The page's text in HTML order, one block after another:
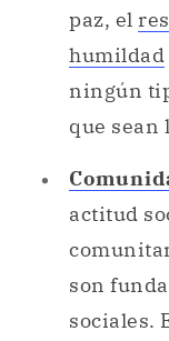
paz, el
humildad
ningún
que sean
actitud
son
sociales.